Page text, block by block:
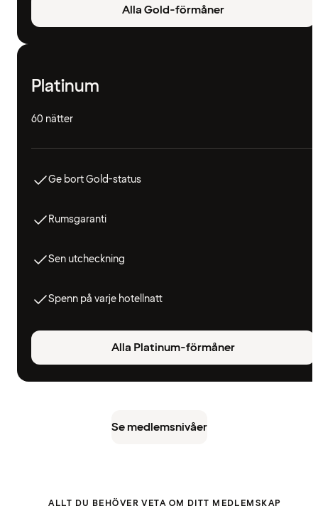
Alla Gold-förmåner
Platinum
60 nätter
Ge bort Gold-status
Rumsgaranti
Sen utcheckning
Spenn på varje hotellnatt
Alla Platinum-förmåner
Se medlemsnivåer
ALLT DU BEHÖVER VETA OM DITT MEDLEMSKAP